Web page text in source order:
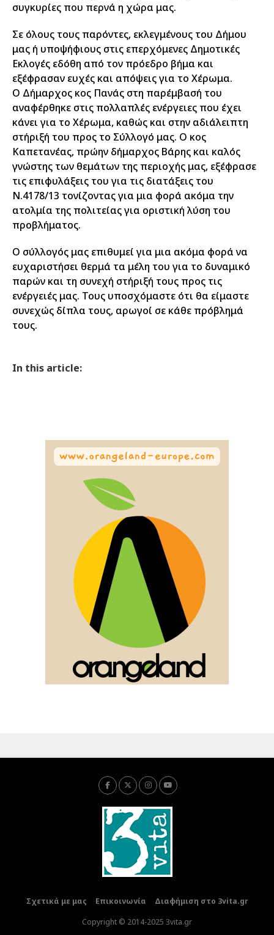
συγκυρίες που περνά η χώρα μας.
Σε όλους τους παρόντες, εκλεγμένους του Δήμου
μας ή υποψήφιους στις επερχόμενες Δημοτικές
Εκλογές εδόθη από τον πρόεδρο βήμα και
εξέφρασαν ευχές και απόψεις για το Χέρωμα.
Ο Δήμαρχος κος Πανάς στη παρέμβασή του
αναφέρθηκε στις πολλαπλές ενέργειες που έχει
κάνει για το Χέρωμα, καθώς και στην αδιάλειπτη
στήριξή του προς το Σύλλογό μας. Ο κος
Καπετανέας, πρώην δήμαρχος Βάρης και καλός
γνώστης των θεμάτων της περιοχής μας, εξέφρασε
τις επιφυλάξεις του για τις διατάξεις του
Ν.4178/13 τονίζοντας για μια φορά ακόμα την
ατολμία της πολιτείας για οριστική λύση του
προβλήματος.
Ο σύλλογός μας επιθυμεί για μια ακόμα φορά να
ευχαριστήσει θερμά τα μέλη του για το δυναμικό
παρών και τη συνεχή στήριξή τους προς τις
ενέργειές μας. Τους υποσχόμαστε ότι θα είμαστε
συνεχώς δίπλα τους, αρωγοί σε κάθε πρόβλημά
τους.
In this article:
Σχετικά με μας Επικοινωνία
Διαφήμιση στο 3vita.gr
Copyright © 2014-2025 3vita.gr